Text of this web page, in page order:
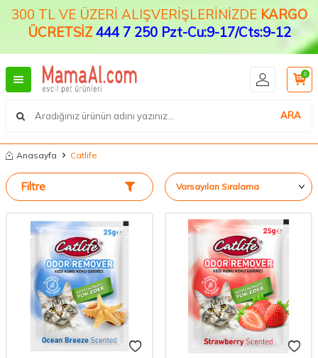
300 TL VE ÜZERİ ALIŞVERİŞLERİNİZDE KARGO
ÜCRETSİZ444 7 250 Pzt-Cu:9-17/Cts:9-12
ARA
0
Anasayfa Catlife
Filtre